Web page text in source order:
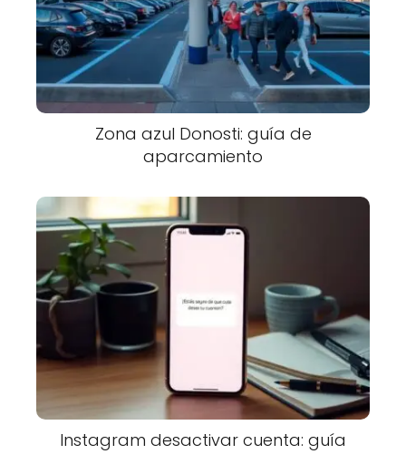
Zona azul Donosti: guía de
aparcamiento
Instagram desactivar cuenta: guía